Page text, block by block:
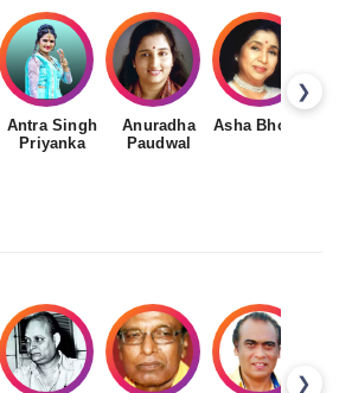
❯
Antra Singh
Priyanka
Anuradha
Paudwal
Asha Bhosale
❯